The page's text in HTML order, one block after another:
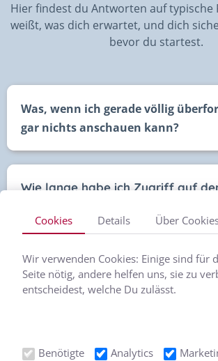
Cookies Details Über
Wir verwenden Cookies: Einige sind für
Seite nötig, andere helfen uns, sie zu
entscheidest, welche Du zulässt.
Benötigte Analytics
Hier findest du Antworten auf typische
weißt, was dich erwartet, und dich
bevor du startest.
Was, wenn ich gerade völlig
gar nichts anschauen kann?
Wie lange habe ich Zugriff auf
ob ich bleiben oder gehen soll?